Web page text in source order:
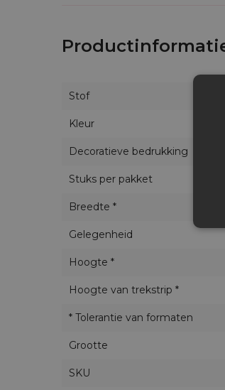
uitzicht - jute vult
Stof
Kleur
Decoratieve bedrukking
Stuks per pakket
Breedte *
Gelegenheid
Hoogte *
Hoogte van trekstrip *
* Tolerantie van formaten
Grootte
SKU